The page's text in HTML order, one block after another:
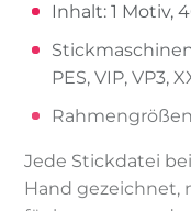
Inhalt: 1 Motiv,
PES, VIP, VP3,
Rahmengrößen:
Jede Stickdatei
Hand gezeichnet,